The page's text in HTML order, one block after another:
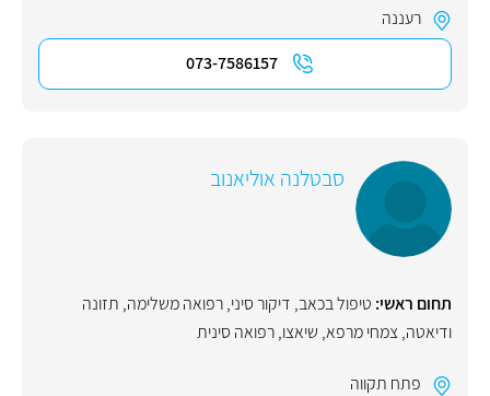
רעננה
073-7586157
סבטלנה אוליאנוב
תחום ראשי: טיפול בכאב, דיקור סיני,רפואה משלימה, תזונה
ודיאטה, צמחי מרפא, שיאצו,רפואה סינית
פתח תקווה